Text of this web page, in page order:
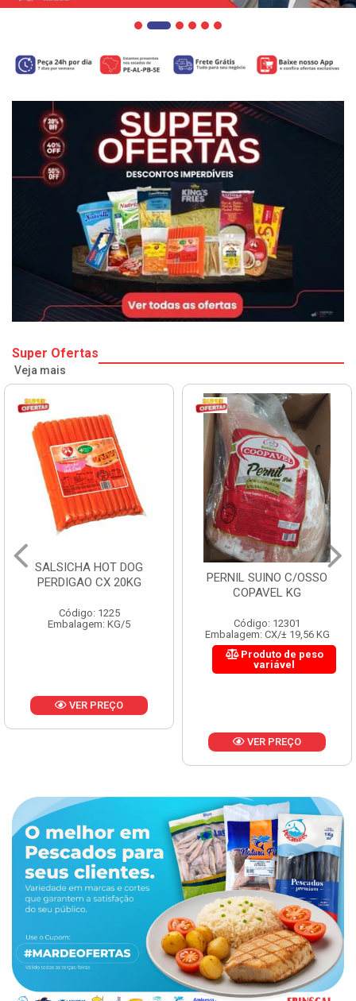
Super Ofertas
Veja mais
SALSICHA HOT DOG
PERDIGAO CX 20KG
Código: 1225
Embalagem: KG/5
VER PREÇO
PERNIL SUINO C/OSSO
COPAVEL KG
Código: 12301
Embalagem: CX/± 19,56 KG
Produto de peso
variável
VER PREÇO